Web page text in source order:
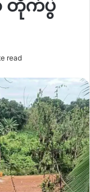
တိုက်ပွဲ
read